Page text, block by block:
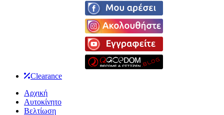
Clearance
Αρχική
Αυτοκίνητο
Βελτίωση